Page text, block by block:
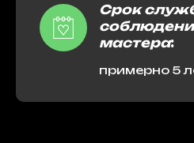
Срок
мастера:
примерно 5